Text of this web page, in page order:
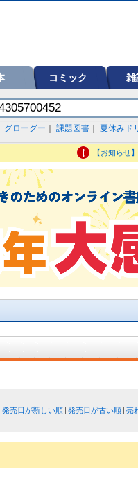
コミック 雑
グローグー 課題図書 夏休みド
【お知らせ
発売日が新しい順 発売日が古い順 売